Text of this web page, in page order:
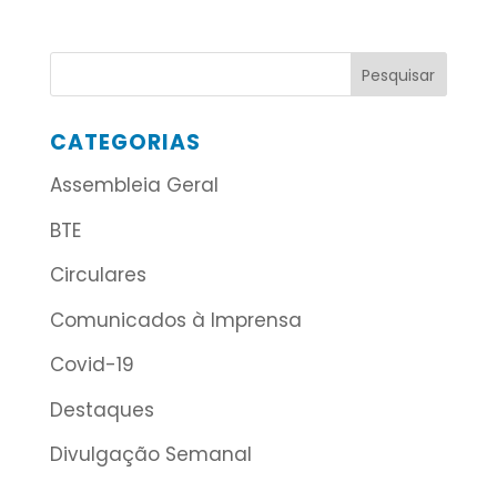
CATEGORIAS
Assembleia Geral
BTE
Circulares
Comunicados à Imprensa
Covid-19
Destaques
Divulgação Semanal